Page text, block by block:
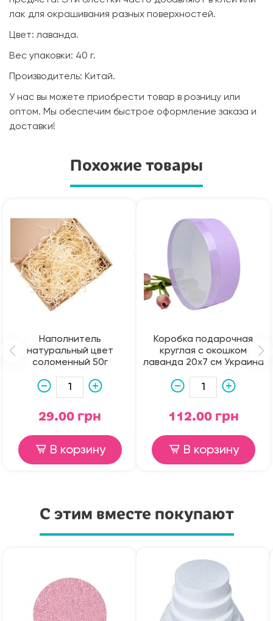
лак для окрашивания разных поверхностей.
Цвет: лаванда.
Вес упаковки: 40 г.
Производитель: Китай.
У нас вы можете приобрести товар в розницу или
оптом. Мы обеспечим быстрое оформление заказа и
доставки!
Похожие товары
Наполнитель
натуральный цвет
соломенный 50г
29.00 грн
В корзину
Коробка подарочная
круглая с окошком
лаванда 20х7 см Украина
112.00 грн
В корзину
С этим вместе покупают